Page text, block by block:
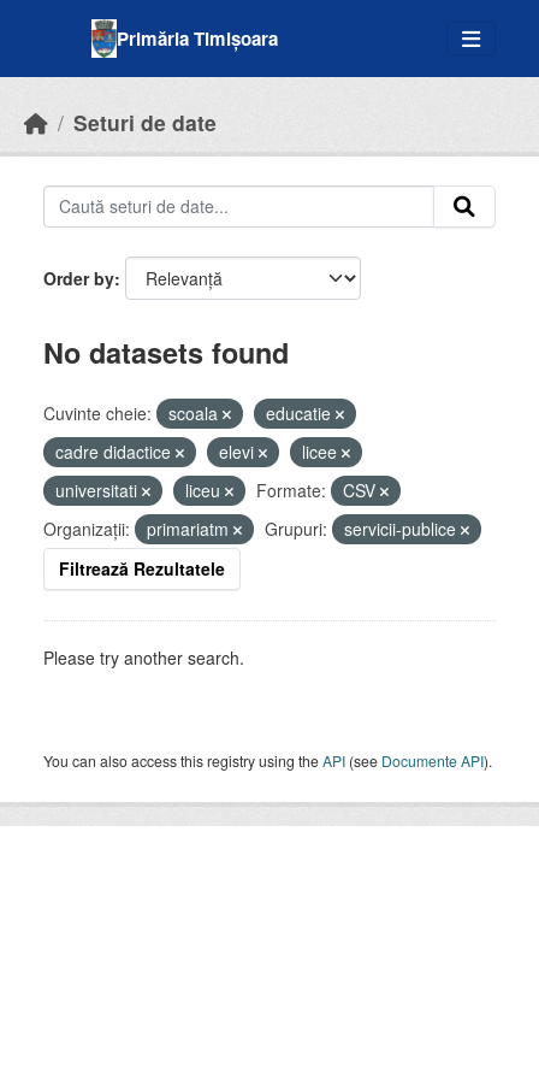
Primăria Timișoara
Seturi de date
Order by
No datasets found
Cuvinte cheie: scoala
educatie
cadre didactice
elevi
licee
universitati
liceu Formate:
CSV
Organizații:
primariatm Grupuri:
servicii-publice
Filtrează Rezultatele
Please try another search.
You can also access this registry using theAPI (see Documente API).